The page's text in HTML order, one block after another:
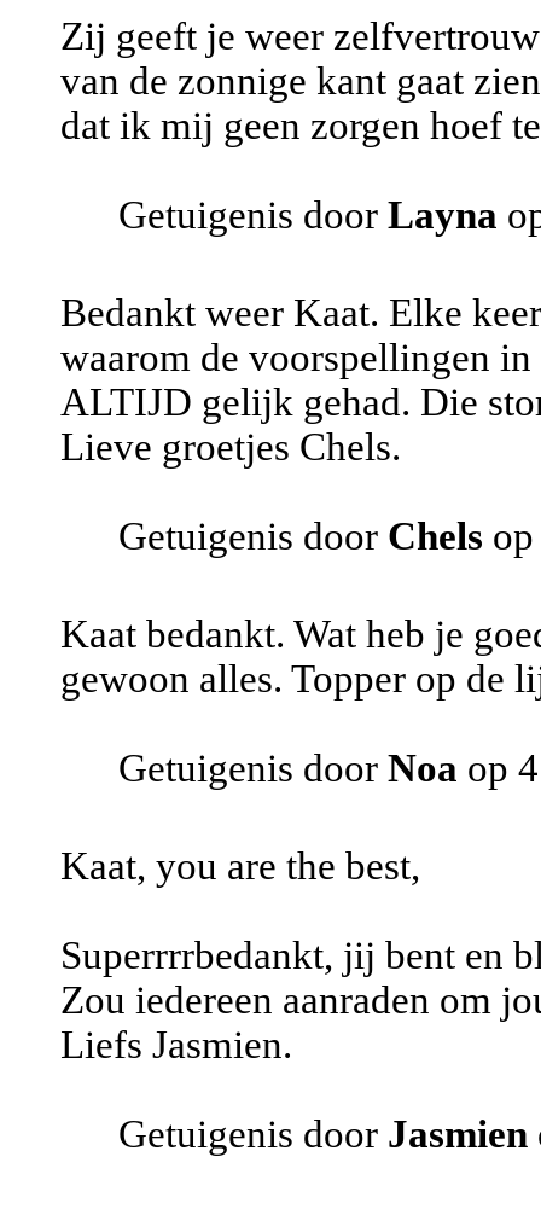
Zij geeft je weer
van de zonnige kant gaat
dat ik mij geen zorgen hoef
Getuigenis door Layna
Bedankt weer Kaat. Elke
waarom de voorspellingen
ALTIJD gelijk gehad. Die
Lieve groetjes Chels.
Getuigenis door Chels
Kaat bedankt. Wat heb je
gewoon alles. Topper op de
Getuigenis door Noa op
Kaat, you are the best,
Superrrrbedankt, jij bent en
Zou iedereen aanraden om
Liefs Jasmien.
Getuigenis door Jasmien